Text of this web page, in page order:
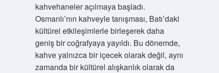
kahvehaneler açılmaya başladı.
Osmanlı’nın kahveyle tanışması, Batı’daki
kültürel etkileşimlerle birleşerek daha
geniş bir coğrafyaya yayıldı. Bu dönemde,
kahve yalnızca bir içecek olarak değil, aynı
zamanda bir kültürel alışkanlık olarak da